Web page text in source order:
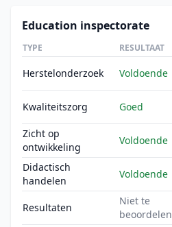
Education inspectorate
TYPE RESULTAAT
Herstelonderzoek Voldoende
Kwaliteitszorg Goed
Zicht op
ontwikkeling
Voldoende
Didactisch
handelen
Voldoende
Resultaten
Niet te
beoordelen